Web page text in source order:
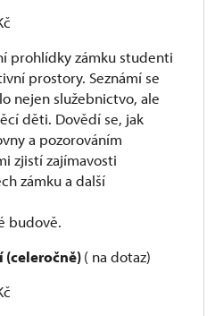
prohlídky zámku studenti
prostory. Seznámí se
nejen služebnictvo, ale
děti. Dovědí se, jak
a pozorováním
zjistí zajímavosti
zámku a další
budově.
(celeročně)( na dotaz)